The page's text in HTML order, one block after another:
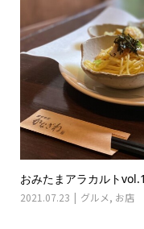
おみたまアラカルト
2021.07.23 グルメ, お店